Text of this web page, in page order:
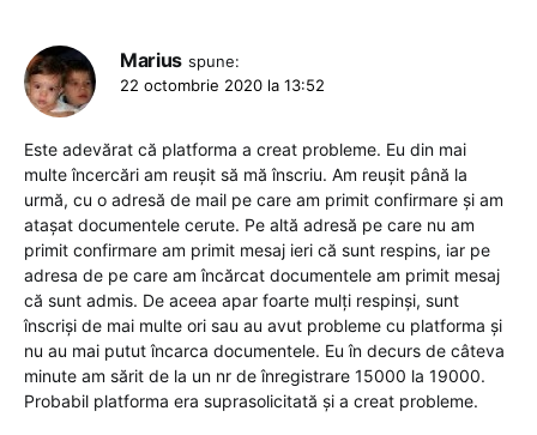
Marius spune:
22 octombrie 2020 la 13:52
Este adevărat că platforma a creat probleme. Eu din mai
multe încercări am reușit să mă înscriu. Am reușit până la
urmă, cu o adresă de mail pe care am primit confirmare și am
atașat documentele cerute. Pe altă adresă pe care nu am
primit confirmare am primit mesaj ieri că sunt respins, iar pe
adresa de pe care am încărcat documentele am primit mesaj
că sunt admis. De aceea apar foarte mulți respinși, sunt
înscriși de mai multe ori sau au avut probleme cu platforma și
nu au mai putut încarca documentele. Eu în decurs de câteva
minute am sărit de la un nr de înregistrare 15000 la 19000.
Probabil platforma era suprasolicitată și a creat probleme.